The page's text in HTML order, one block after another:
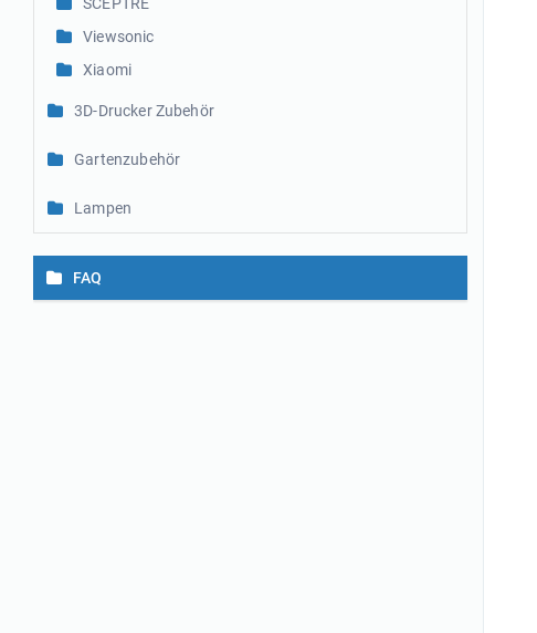
Viewsonic
Xiaomi
3D-Drucker Zubehör
Gartenzubehör
Lampen
FAQ